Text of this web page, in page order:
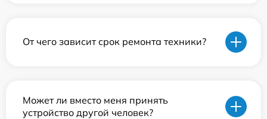
От чего зависит срок ремонта техники?
Может ли вместо меня принять
устройство другой человек?